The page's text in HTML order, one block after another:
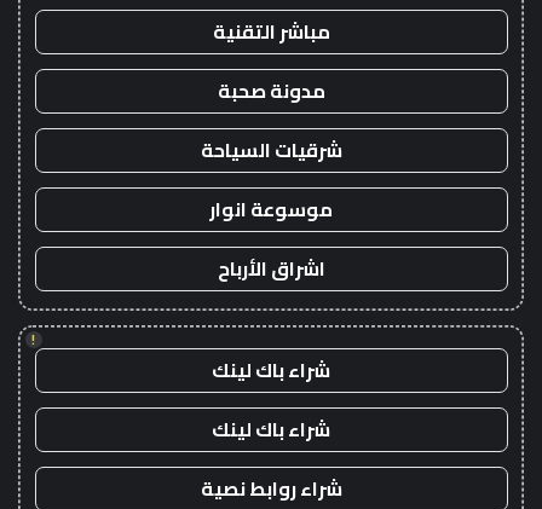
مباشر التقنية
مدونة صحبة
شرقيات السياحة
موسوعة انوار
اشراق الأرباح
!
شراء باك لينك
شراء باك لينك
شراء روابط نصية